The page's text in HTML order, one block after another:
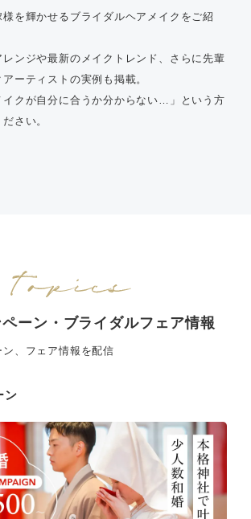
を輝かせるブライダルヘアメイクをご紹
レンジや最新のメイクトレンド、さらに先輩
ーティストの実例も掲載。
イクが自分に合うか分からない…」という方
さい。
ーン・ブライダルフェア情報
、フェア情報を配信
ン